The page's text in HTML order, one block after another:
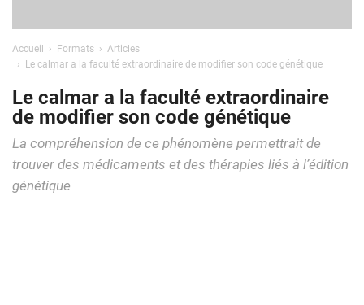
Accueil Formats
Articles
Le calmar a la faculté extraordinaire de modifier son code génétique
Le calmar a la faculté extraordinaire
de modifier son code génétique
La compréhension de ce phénomène permettrait de
trouver des médicaments et des thérapies liés à l’édition
génétique